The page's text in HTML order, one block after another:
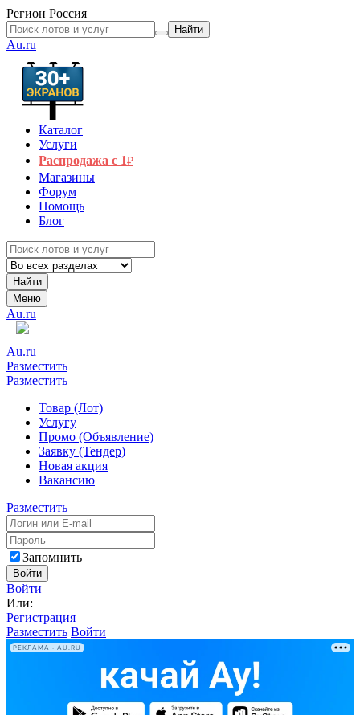
Регион Россия
Найти
Au.ru
Каталог
Услуги
Распродажа с 1₽
Магазины
Форум
Помощь
Блог
Найти
Меню
Au.ru
Au.ru
Разместить
Разместить
Товар (Лот)
Услугу
Промо (Объявление)
Заявку (Тендер)
Новая акция
Вакансию
Разместить
Запомнить
Войти
Войти
Или:
Регистрация
Разместить Войти
РЕКЛАМА • AU.RU